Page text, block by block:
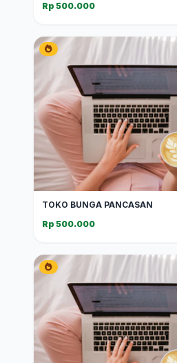
Rp 500.000
TOKO BUNGA PANCASAN
Rp 500.000